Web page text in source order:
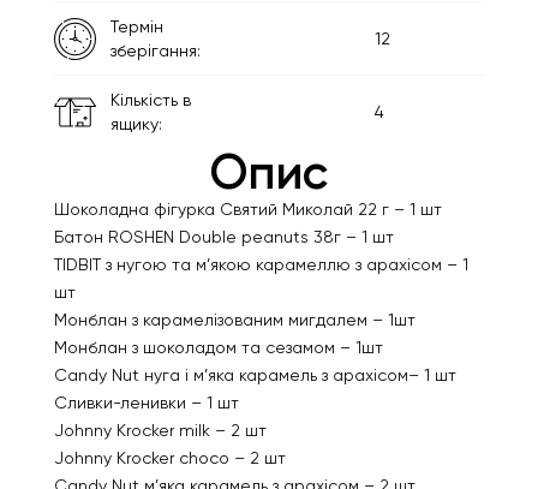
Термін
зберігання:
12
Кількість в
ящику:
4
Опис
Шоколадна фігурка Святий Миколай 22 г – 1 шт
Батон ROSHEN Double peanuts 38г – 1 шт
TIDBIT з нугою та м’якою карамеллю з арахісом – 1
шт
Монблан з карамелізованим мигдалем – 1шт
Монблан з шоколадом та сезамом – 1шт
Candy Nut нуга і м’яка карамель з арахісом– 1 шт
Сливки-ленивки – 1 шт
Johnny Krocker milk – 2 шт
Johnny Krocker choco – 2 шт